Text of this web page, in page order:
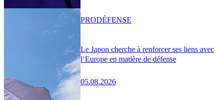
Le Japon cherche à renforcer ses liens avec
l’Europe en matière de défense
05.08.2026
PRODÉFENSE